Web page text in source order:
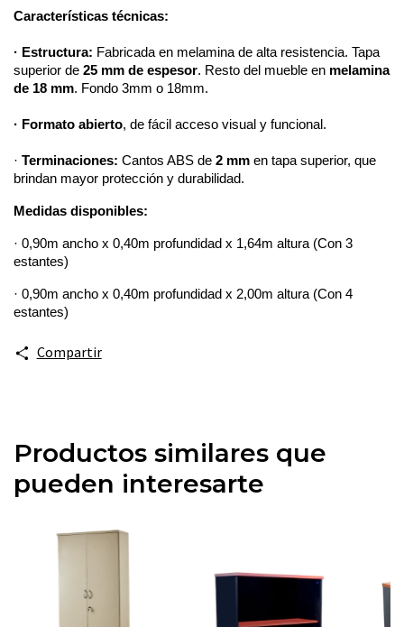
Características técnicas:
· Estructura: Fabricada en melamina de alta resistencia. Tapa
superior de 25 mm de espesor. Resto del mueble en melamina
de 18 mm. Fondo 3mm o 18mm.
· Formato abierto, de fácil acceso visual y funcional.
· Terminaciones: Cantos ABS de 2 mm en tapa superior, que
brindan mayor protección y durabilidad.
Medidas disponibles:
· 0,90m ancho x 0,40m profundidad x 1,64m altura (Con 3
estantes)
· 0,90m ancho x 0,40m profundidad x 2,00m altura (Con 4
estantes)
Compartir
Productos similares que
pueden interesarte